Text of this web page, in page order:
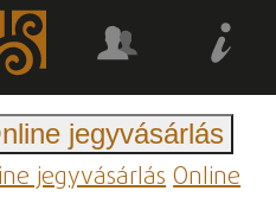
jegyvásárlás
jegyvásárlásOnline